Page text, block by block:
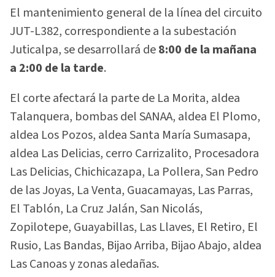
El mantenimiento general de la línea del circuito
JUT-L382, correspondiente a la subestación
Juticalpa, se desarrollará de8:00 de la mañana
a 2:00 de la tarde.
El corte afectará la parte de La Morita, aldea
Talanquera, bombas del SANAA, aldea El Plomo,
aldea Los Pozos, aldea Santa María Sumasapa,
aldea Las Delicias, cerro Carrizalito, Procesadora
Las Delicias, Chichicazapa, La Pollera, San Pedro
de las Joyas, La Venta, Guacamayas, Las Parras,
El Tablón, La Cruz Jalán, San Nicolás,
Zopilotepe, Guayabillas, Las Llaves, El Retiro, El
Rusio, Las Bandas, Bijao Arriba, Bijao Abajo, aldea
Las Canoas y zonas aledañas.